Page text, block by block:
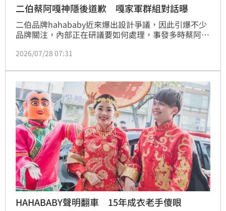
二伯蔡阿嘎神隱後道歉 嘎家軍群組對話曝
二伯品牌hahababy近來爆出設計爭議，因此引爆不少
品牌關注，內部正在研議要如何處理，事發多時蔡阿嘎
二伯一起發聲明表示正在下架商品，於此同時又爆出了
2026/07/28 07:31
HAHABABY聲明翻車 15年成衣老手傻眼